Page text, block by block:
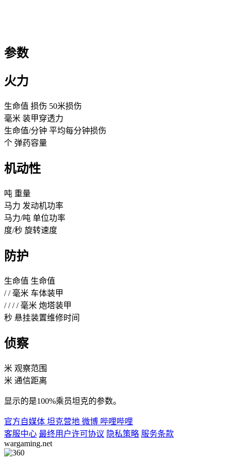
参数
火力
生命值 损伤 50米损伤
毫米 装甲穿透力
生命值/分钟 平均每分钟损伤
个 弹药容量
机动性
吨 重量
马力 发动机功率
马力/吨 单位功率
度/秒 旋转速度
防护
生命值 生命值
// 毫米 车体装甲
//// 毫米 炮塔装甲
秒 悬挂装置维修时间
侦察
米 观察范围
米 通信距离
显示的是100%乘员坦克的参数。
官方自媒体 坦克营地 微博 哔哩哔哩
客服中心 最终用户许可协议 隐私策略 服务条款
wargaming.net